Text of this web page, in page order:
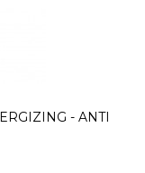
- ANTI